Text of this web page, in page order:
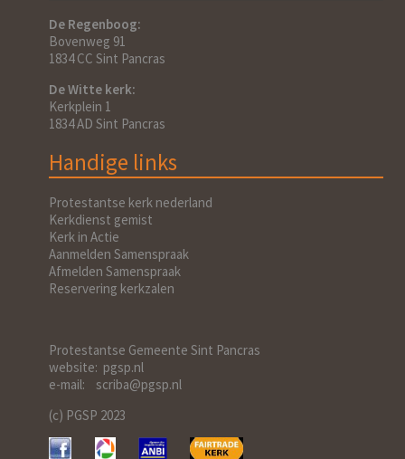
De Regenboog:
Bovenweg 91
1834 CC Sint Pancras
De Witte kerk:
Kerkplein 1
1834 AD Sint Pancras
Handige links
Protestantse kerk nederland
Kerkdienst gemist
Kerk in Actie
Aanmelden Samenspraak
Afmelden Samenspraak
Reservering kerkzalen
Protestantse Gemeente Sint Pancras
website: pgsp.nl
e-mail: scriba@pgsp.nl
(c) PGSP 2023